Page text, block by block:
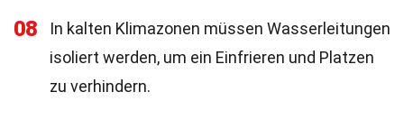
08
In kalten Klimazonen müssen Wasserleitungen
isoliert werden, um ein Einfrieren und Platzen
zu verhindern.